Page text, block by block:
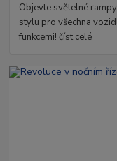
Objevte světelné
stylu pro všechna
funkcemi!číst celé